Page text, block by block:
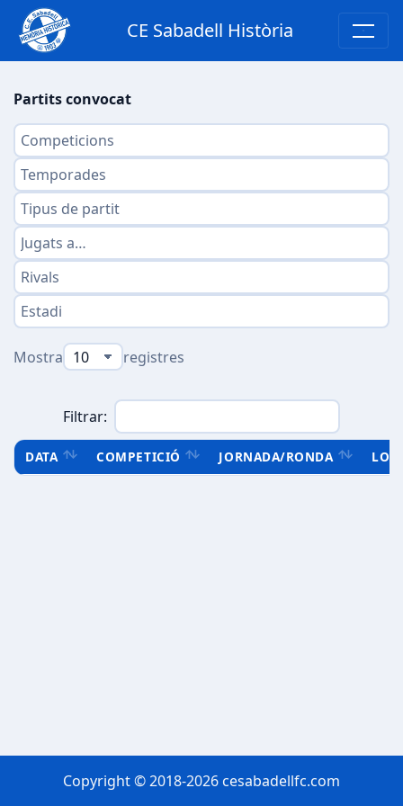
CE Sabadell Història
Partits convocat
Mostra registres
Filtrar:
DATA COMPETICIÓ JORNADA/RONDA
Copyright © 2018-2026 cesabadellfc.com